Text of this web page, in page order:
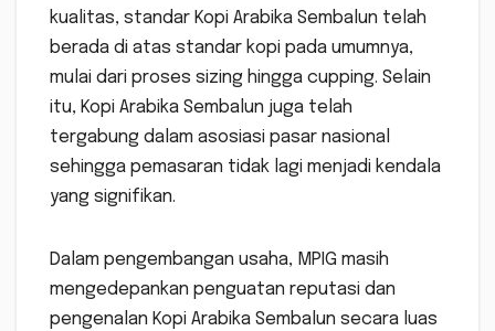
kualitas, standar Kopi Arabika Sembalun telah
berada di atas standar kopi pada umumnya,
mulai dari proses sizing hingga cupping. Selain
itu, Kopi Arabika Sembalun juga telah
tergabung dalam asosiasi pasar nasional
sehingga pemasaran tidak lagi menjadi kendala
yang signifikan.
Dalam pengembangan usaha, MPIG masih
mengedepankan penguatan reputasi dan
pengenalan Kopi Arabika Sembalun secara luas